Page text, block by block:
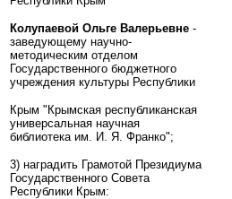
Колупаевой Ольге Валерьевне -
заведующему научно-
методическим отделом
Государственного бюджетного
учреждения культуры Республики
Крым "Крымская республиканская
универсальная научная
библиотека им. И. Я. Франко";
3) наградить Грамотой Президиума
Государственного Совета
Республики Крым: